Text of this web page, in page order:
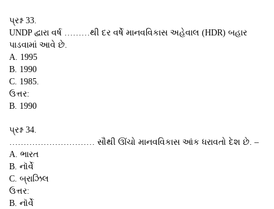
પ્રશ્ન 33.
UNDP દ્વારા વર્ષ ………થી દર વર્ષે માનવવિકાસ અહેવાલ (HDR) બહાર
પાડવામાં આવે છે.
A. 1995
B. 1990
C. 1985.
ઉત્તર:
B. 1990
પ્રશ્ન 34.
………………………… સૌથી ઊંચો માનવવિકાસ આંક ધરાવતો દેશ છે. –
A. ભારત
B. નૉર્વે
C. બ્રાઝિલ
ઉત્તર:
B. નૉર્વે